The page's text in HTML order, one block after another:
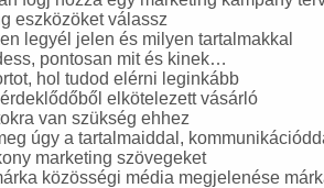
eszközöket válassz
legyél jelen és milyen tartalmakkal
pontosan mit és kinek…
hol tudod elérni leginkább
elkötelezett vásárló
van szükség ehhez
úgy a tartalmaiddal,
marketing szövegeket
közösségi média megjelenése